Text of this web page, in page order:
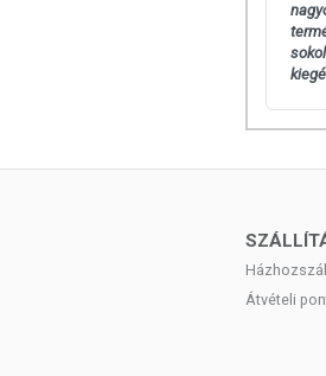
A
A
A
Átvételi